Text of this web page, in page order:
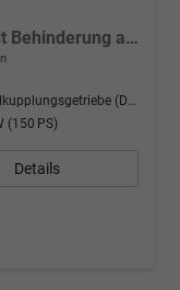
Sportline Angebot f. Menschen mit Behinderung ab 50 %! 2.0 TDI 150PS DSG 4X4, 18" Alu, Matrix-LED-Scheinwerfer, Parksensoren vo/hi, Panorama-Kamera, Tempomat, Toter-Winkel, NAVIGATION, Canton-Sound, KESSY, Elektr. Heckklappe, Sitzheizung Frontscheibe beheizt
Doppelkupplungsgetriebe (DSG)
(150 PS)
Details